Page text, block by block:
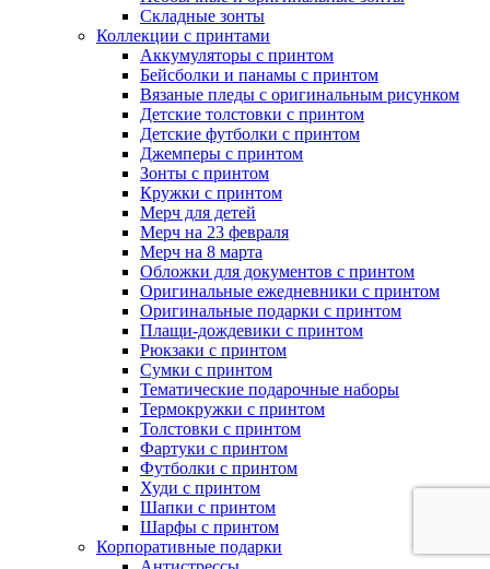
Складные зонты
Коллекции с принтами
Аккумуляторы с принтом
Бейсболки и панамы с принтом
Вязаные пледы с оригинальным рисунком
Детские толстовки с принтом
Детские футболки с принтом
Джемперы с принтом
Зонты с принтом
Кружки с принтом
Мерч для детей
Мерч на 23 февраля
Мерч на 8 марта
Обложки для документов с принтом
Оригинальные ежедневники с принтом
Оригинальные подарки с принтом
Плащи-дождевики с принтом
Рюкзаки с принтом
Сумки с принтом
Тематические подарочные наборы
Термокружки с принтом
Толстовки с принтом
Фартуки с принтом
Футболки с принтом
Худи с принтом
Шапки с принтом
Шарфы с принтом
Корпоративные подарки